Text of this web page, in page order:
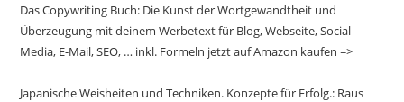
Das Copywriting Buch: Die Kunst der Wortgewandtheit und
Überzeugung mit deinem Werbetext für Blog, Webseite, Social
Media, E-Mail, SEO, … inkl. Formeln jetzt auf Amazon kaufen =>
Japanische Weisheiten und Techniken. Konzepte für Erfolg.: Raus